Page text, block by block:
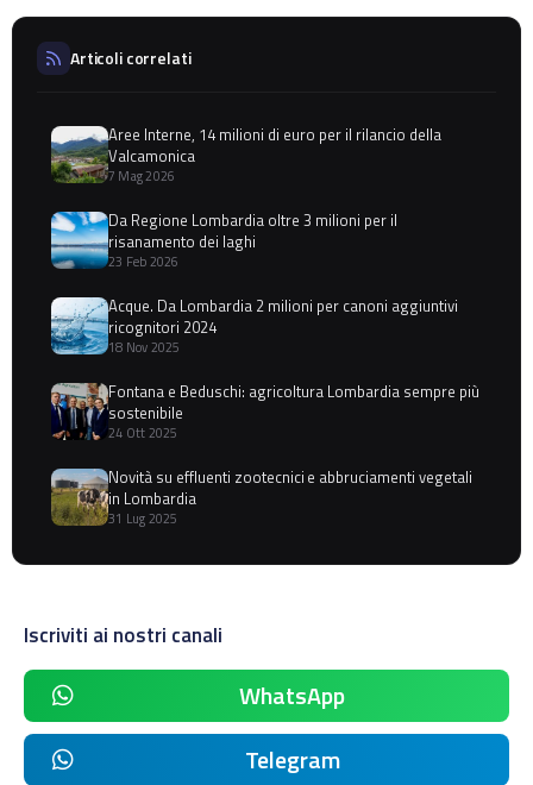
Articoli correlati
Aree Interne, 14 milioni di euro per il rilancio della
Valcamonica
7 Mag 2026
Da Regione Lombardia oltre 3 milioni per il
risanamento dei laghi
23 Feb 2026
Acque. Da Lombardia 2 milioni per canoni aggiuntivi
ricognitori 2024
18 Nov 2025
Fontana e Beduschi: agricoltura Lombardia sempre più
sostenibile
24 Ott 2025
Novità su effluenti zootecnici e abbruciamenti vegetali
in Lombardia
31 Lug 2025
Iscriviti ai nostri canali
WhatsApp
Telegram